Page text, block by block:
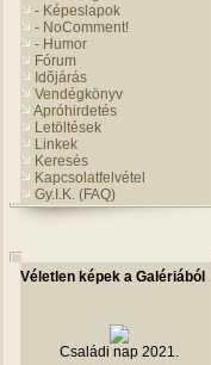
- Képeslapok
- NoComment!
- Humor
Fórum
Idõjárás
Vendégkönyv
Apróhirdetés
Letöltések
Linkek
Keresés
Kapcsolatfelvétel
Gy.I.K. (FAQ)
Véletlen képek a Galériából
Családi nap 2021.